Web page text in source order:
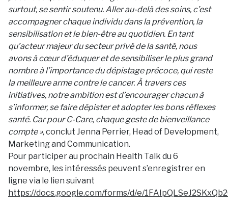
surtout, se sentir soutenu. Aller au-delà des soins, c’est
accompagner chaque individu dans la prévention, la
sensibilisation et le bien-être au quotidien. En tant
qu’acteur majeur du secteur privé de la santé, nous
avons à cœur d’éduquer et de sensibiliser le plus grand
nombre à l’importance du dépistage précoce, qui reste
la meilleure arme contre le cancer. À travers ces
initiatives, notre ambition est d’encourager chacun à
s’informer, se faire dépister et adopter les bons réflexes
santé. Car pour C-Care, chaque geste de bienveillance
compte »,conclut Jenna Perrier, Head of Development,
Marketing and Communication.
Pour participer au prochain Health Talk du 6
novembre, les intéressés peuvent s’enregistrer en
ligne via le lien suivant
https://docs.google.com/forms/d/e/